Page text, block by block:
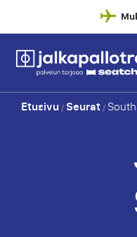
Etusivu/Seurat/